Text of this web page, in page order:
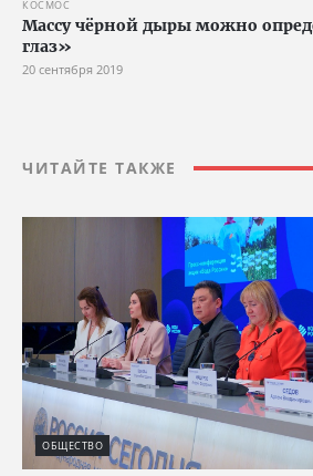
КОСМОС
Массу чёрной дыры можно
глаз»
20 сентября 2019
ЧИТАЙТЕ ТАКЖЕ
ОБЩЕСТВО